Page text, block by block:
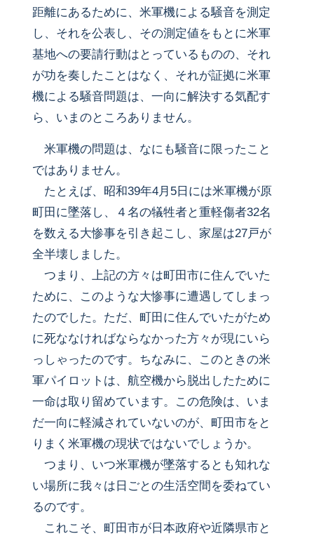
距離にあるために、米軍機による騒音を測定
し、それを公表し、その測定値をもとに米軍
基地への要請行動はとっているものの、それ
が功を奏したことはなく、それが証拠に米軍
機による騒音問題は、一向に解決する気配す
ら、いまのところありません。
米軍機の問題は、なにも騒音に限ったこと
ではありません。
たとえば、昭和39年4月5日には米軍機が原
町田に墜落し、４名の犠牲者と重軽傷者32名
を数える大惨事を引き起こし、家屋は27戸が
全半壊しました。
つまり、上記の方々は町田市に住んでいた
ために、このような大惨事に遭遇してしまっ
たのでした。ただ、町田に住んでいたがため
に死ななければならなかった方々が現にいら
っしゃったのです。ちなみに、このときの米
軍パイロットは、航空機から脱出したために
一命は取り留めています。この危険は、いま
だ一向に軽減されていないのが、町田市をと
りまく米軍機の現状ではないでしょうか。
つまり、いつ米軍機が墜落するとも知れな
い場所に我々は日ごとの生活空間を委ねてい
るのです。
これこそ、町田市が日本政府や近隣県市と